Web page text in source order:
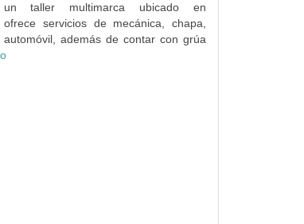
taller multimarca ubicado en
ofrece servicios de mecánica, chapa,
además de contar con grúa